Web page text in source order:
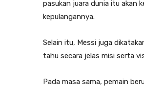
pasukan juara dunia itu akan
kepulangannya.
Selain itu, Messi juga
tahu secara jelas misi serta
Pada masa sama, pemain